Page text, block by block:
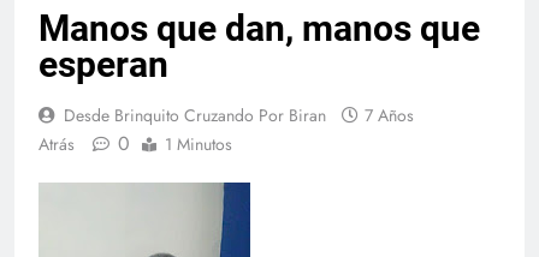
Manos que dan, manos que
esperan
Desde Brinquito Cruzando Por Biran
7 Años
Atrás
0 1 Minutos